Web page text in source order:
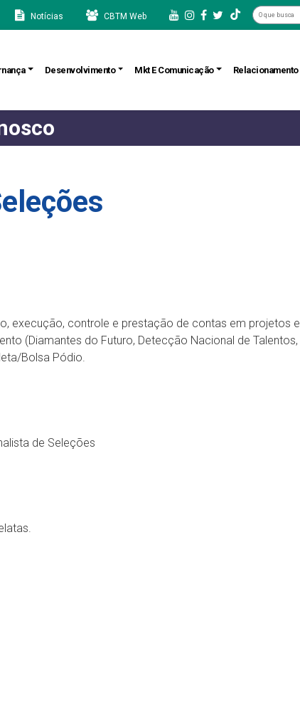
Notícias CBTM Web
Desenvolvimento Mkt E Comunicação Relacionamento
execução, controle e prestação de contas em projetos e
(Diamantes do Futuro, Detecção Nacional de Talentos,
Bolsa Pódio.
de Seleções